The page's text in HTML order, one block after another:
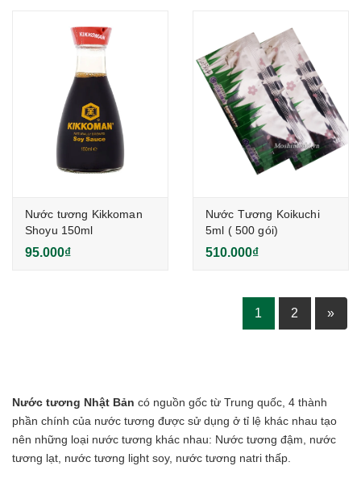
Nước tương Kikkoman
Shoyu 150ml
95.000₫
Nước Tương Koikuchi
5ml ( 500 gói)
510.000₫
1 2 »
Nước tương Nhật Bản có nguồn gốc từ Trung quốc, 4 thành
phần chính của nước tương được sử dụng ở tỉ lệ khác nhau tạo
nên những loại nước tương khác nhau: Nước tương đậm, nước
tương lạt, nước tương light soy, nước tương natri thấp.